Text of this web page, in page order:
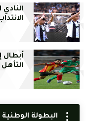
أبطال
التأهل
البطولة